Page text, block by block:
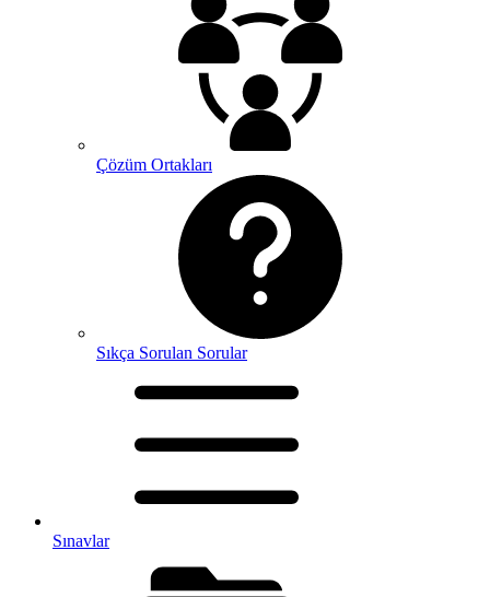
Çözüm Ortakları
Sıkça Sorulan Sorular
Sınavlar